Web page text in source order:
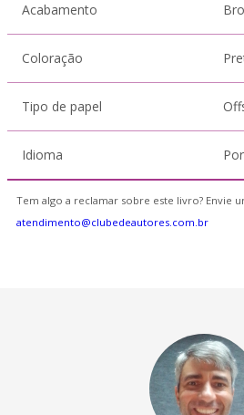
Acabamento
Coloração
Tipo de papel
Idioma
Tem algo a reclamar sobre este livro? Envie
atendimento@clubedeautores.com.br